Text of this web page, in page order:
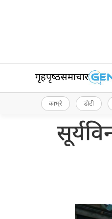
गृहपृष्‍ठसमाचार
काभ्रे डोटी